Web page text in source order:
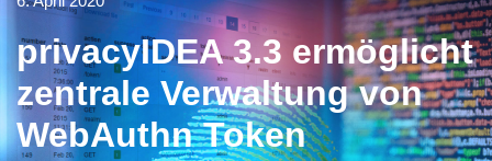
privacyIDEA 3.3 ermöglicht
zentrale Verwaltung von
WebAuthn Token